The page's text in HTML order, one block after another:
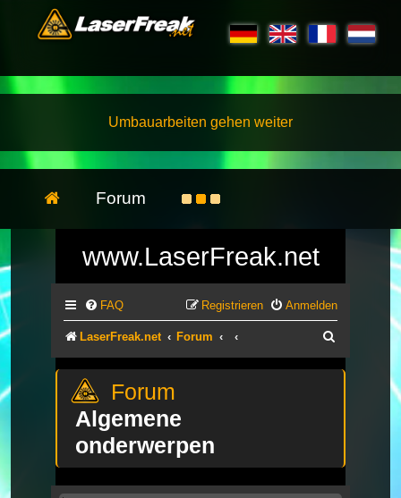
Umbauarbeiten gehen weiter
Forum
www.LaserFreak.net
FAQ Anmelden
Registrieren
LaserFreak.net Forum
Algemene
onderwerpen